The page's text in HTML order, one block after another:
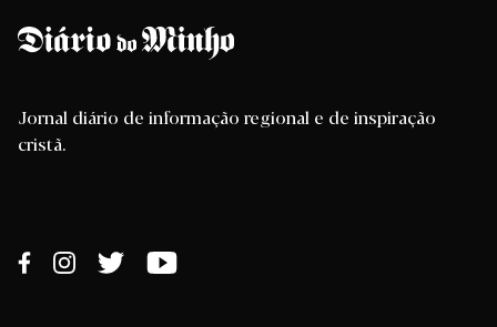
Jornal diário de informação regional e de inspiração
cristã.